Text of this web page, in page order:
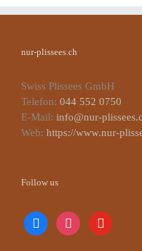
nur-plissees.ch
Swiss Plissees GmbH
Telefon: 044 552 0750
E-Mail: info@nur-
Web: https://www.nur-
Follow us
facebookinstagramyoutube